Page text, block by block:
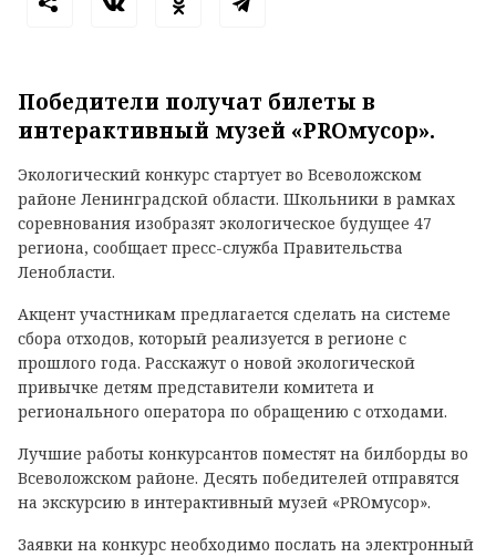
Победители получат билеты в
интерактивный музей «PROмусор».
Экологический конкурс стартует во Всеволожском
районе Ленинградской области. Школьники в рамках
соревнования изобразят экологическое будущее 47
региона, сообщает пресс-служба Правительства
Ленобласти.
Акцент участникам предлагается сделать на системе
сбора отходов, который реализуется в регионе с
прошлого года. Расскажут о новой экологической
привычке детям представители комитета и
регионального оператора по обращению с отходами.
Лучшие работы конкурсантов поместят на билборды во
Всеволожском районе. Десять победителей отправятся
на экскурсию в интерактивный музей «PROмусор».
Заявки на конкурс необходимо послать на электронный